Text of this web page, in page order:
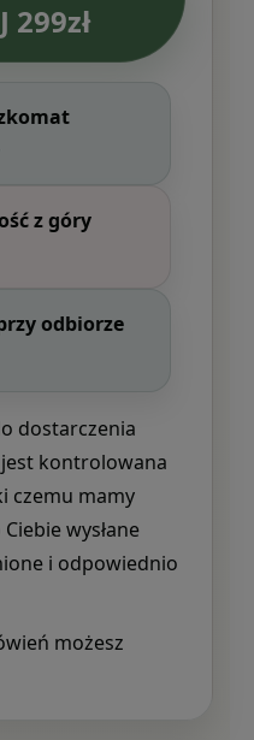
299zł
z góry
odbiorze
dostarczenia
kontrolowana
czemu mamy
wysłane
i odpowiednio
możesz